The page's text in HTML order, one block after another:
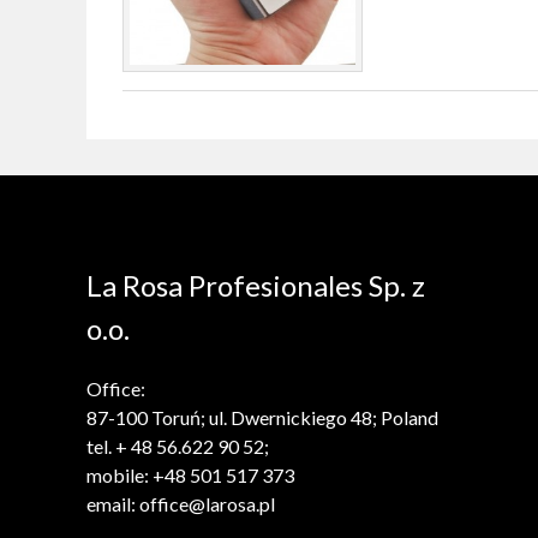
La Rosa Profesionales Sp. z
o.o.
Office:
87-100 Toruń; ul. Dwernickiego 48; Poland
tel. + 48 56.622 90 52;
mobile: +48 501 517 373
email: office@larosa.pl